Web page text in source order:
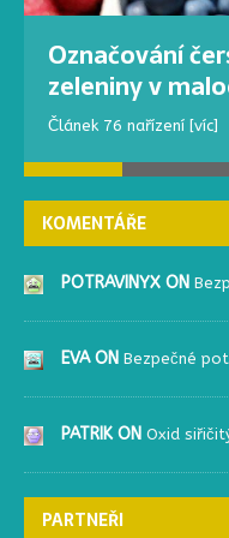
Označování
zeleniny v
Článek 76 nařízení [víc]
KOMENTÁŘE
POTRAVINYX ON
EVA ON Bezpečné
PATRIK ON Oxid
PARTNEŘI